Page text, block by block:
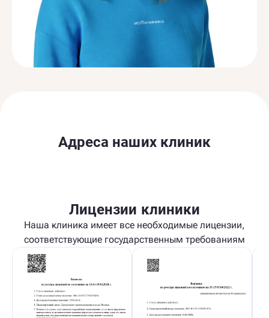
Адреса наших клиник
Лицензии клиники
Наша клиника имеет все необходимые лицензии,
соответствующие государственным требованиям